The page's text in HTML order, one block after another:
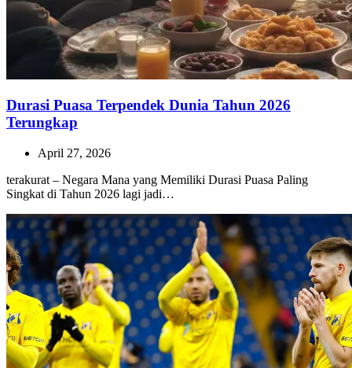
Durasi Puasa Terpendek Dunia Tahun 2026
Terungkap
April 27, 2026
terakurat – Negara Mana yang Memiliki Durasi Puasa Paling
Singkat di Tahun 2026 lagi jadi…